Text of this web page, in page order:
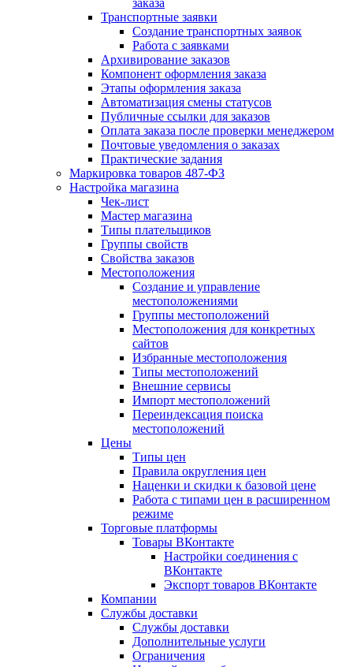
заказа
Транспортные заявки
Создание транспортных заявок
Работа с заявками
Архивирование заказов
Компонент оформления заказа
Этапы оформления заказа
Автоматизация смены статусов
Публичные ссылки для заказов
Оплата заказа после проверки менеджером
Почтовые уведомления о заказах
Практические задания
Маркировка товаров 487-ФЗ
Настройка магазина
Чек-лист
Мастер магазина
Типы плательщиков
Группы свойств
Свойства заказов
Местоположения
Создание и управление
местоположениями
Группы местоположений
Местоположения для конкретных
сайтов
Избранные местоположения
Типы местоположений
Внешние сервисы
Импорт местоположений
Переиндексация поиска
местоположений
Цены
Типы цен
Правила округления цен
Наценки и скидки к базовой цене
Работа с типами цен в расширенном
режиме
Торговые платформы
Товары ВКонтакте
Настройки соединения с
ВКонтакте
Экспорт товаров ВКонтакте
Компании
Службы доставки
Службы доставки
Дополнительные услуги
Ограничения